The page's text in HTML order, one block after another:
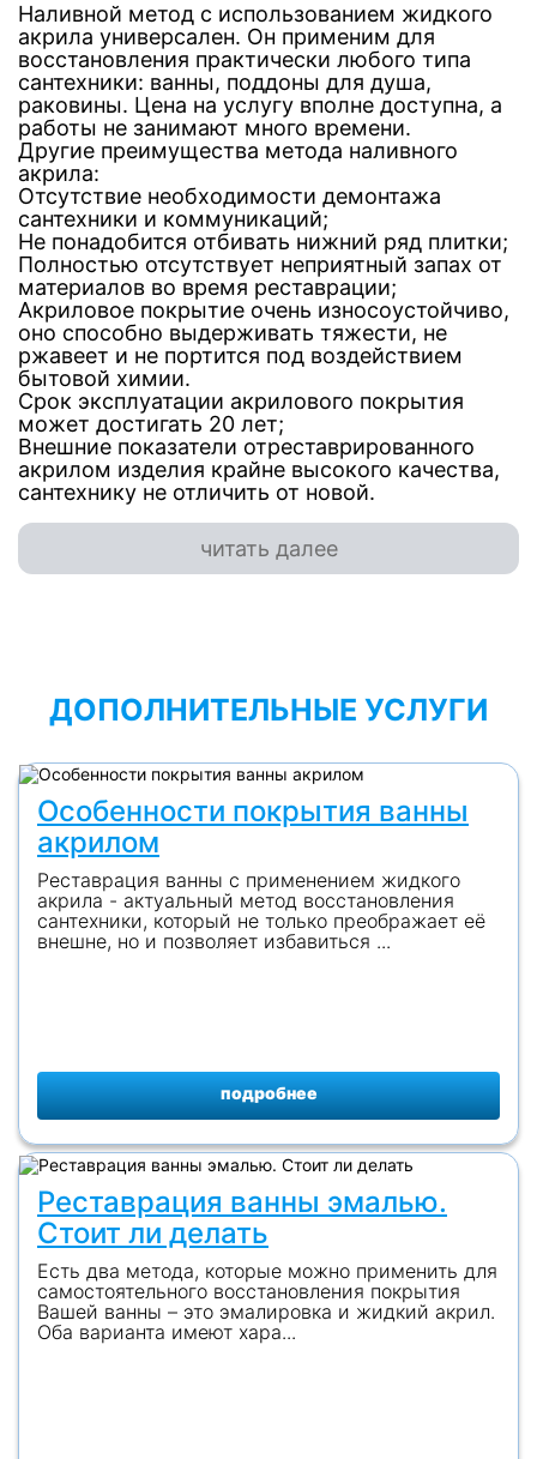
Наливной метод с использованием жидкого
акрила универсален. Он применим для
восстановления практически любого типа
сантехники: ванны, поддоны для душа,
раковины. Цена на услугу вполне доступна, а
работы не занимают много времени.
Другие преимущества метода наливного
акрила:
Отсутствие необходимости демонтажа
сантехники и коммуникаций;
Не понадобится отбивать нижний ряд плитки;
Полностью отсутствует неприятный запах от
материалов во время реставрации;
Акриловое покрытие очень износоустойчиво,
оно способно выдерживать тяжести, не
ржавеет и не портится под воздействием
бытовой химии.
Срок эксплуатации акрилового покрытия
может достигать 20 лет;
Внешние показатели отреставрированного
акрилом изделия крайне высокого качества,
сантехнику не отличить от новой.
читать далее
ДОПОЛНИТЕЛЬНЫЕ УСЛУГИ
Особенности покрытия ванны
акрилом
Реставрация ванны с применением жидкого
акрила - актуальный метод восстановления
сантехники, который не только преображает её
внешне, но и позволяет избавиться ...
подробнее
Реставрация ванны эмалью.
Стоит ли делать
Есть два метода, которые можно применить для
самостоятельного восстановления покрытия
Вашей ванны – это эмалировка и жидкий акрил.
Оба варианта имеют хара...